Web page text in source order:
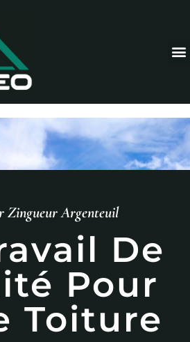
Zingueur Argenteuil
De
Pour
Toiture